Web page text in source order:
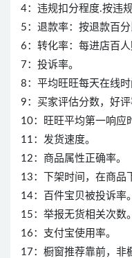
4：违规扣分程度.按违
5：退款率：按退款百分
6：转化率：每进店百人
7：投诉率。
8：平均旺旺每天在线时
9：买家评估分数，好评
10：旺旺平均第一响应
11：发货速度。
12：商品属性正确率。
13：下架时间，在商品
14：百件宝贝被投诉率。
15：举报无货相关次数。
16：支付宝使用率。
17：橱窗推荐靠前，非